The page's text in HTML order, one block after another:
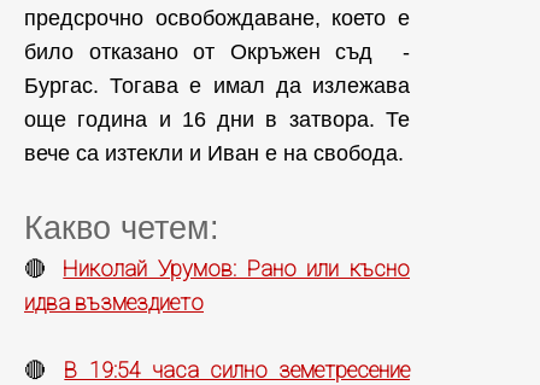
предсрочно освобождаване, което е
било отказано от Окръжен съд -
Бургас. Тогава е имал да излежава
още година и 16 дни в затвора. Те
вече са изтекли и Иван е на свобода.
Какво четем:
🔴 Николай Урумов: Рано или късно
идва възмездието
🔴 В 19:54 часа силно земетресение